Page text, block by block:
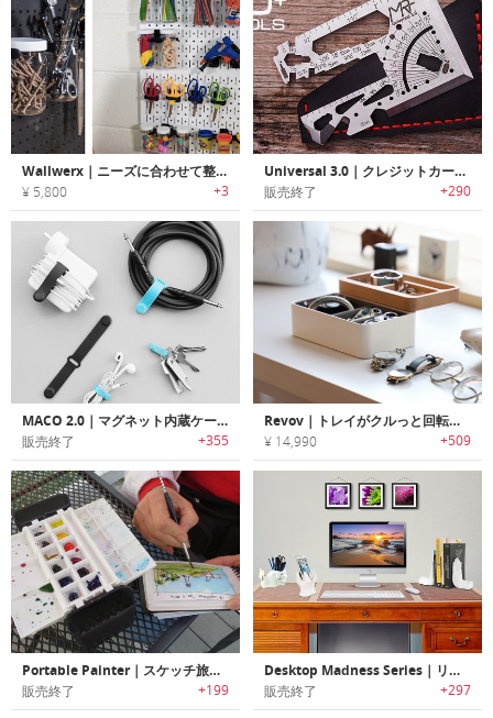
Wallwerx｜ニーズに合わせて整理整頓できるオーガナイズシステム
¥ 5,800 +3
Universal 3.0｜クレジットカードサイズEDCマルチツール「ユニバーサル3.0」
販売終了 +290
MACO 2.0｜マグネット内蔵ケーブルオーガナイザー「マコ2.0｣
販売終了 +355
Revov｜トレイがクルっと回転するアクセサリーオーガナイザー「レヴォヴ」
¥ 14,990 +509
Portable Painter｜スケッチ旅行に最適なポータブルパレットセット「ポータブルペインター」
販売終了 +199
Desktop Madness Series｜リアルな手モチーフのデスクアクセサリー「ハンド」シリーズ
販売終了 +297